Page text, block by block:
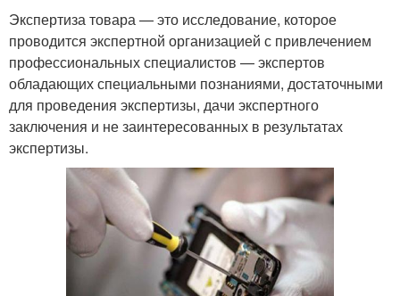
Экспертиза товара — это исследование, которое
проводится экспертной организацией с привлечением
профессиональных специалистов — экспертов
обладающих специальными познаниями, достаточными
для проведения экспертизы, дачи экспертного
заключения и не заинтересованных в результатах
экспертизы.